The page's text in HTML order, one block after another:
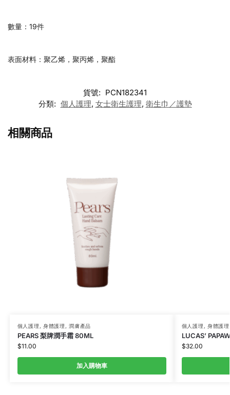
數量：19件
表面材料：聚乙烯，聚丙烯，聚酯
貨號: PCN182341
分類: 個人護理, 女士衛生護理, 衛生巾／護墊
相關商品
個人護理 , 身體護理 ,潤膚產品
PEARS 梨牌潤手霜 80ML
$11.00
加入購物車
個人護理 , 身體護理
LUCAS’
$32.00